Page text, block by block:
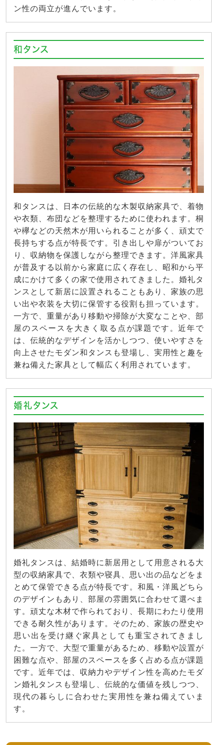
ン性の両立が進んでいます。
和タンス
和タンスは、日本の伝統的な木製収納家具で、着物
や衣類、布団などを整理するために使われます。桐
や欅などの天然木が用いられることが多く、頑丈で
長持ちする点が特長です。引き出しや扉がついてお
り、収納物を保護しながら整理できます。洋風家具
が普及する以前から家庭に広く存在し、昭和から平
成にかけて多くの家で使用されてきました。婚礼タ
ンスとして新居に設置されることもあり、家族の思
い出や衣装を大切に保管する役割も担っています。
一方で、重量があり移動や掃除が大変なことや、部
屋のスペースを大きく取る点が課題です。近年で
は、伝統的なデザインを活かしつつ、使いやすさを
向上させたモダン和タンスも登場し、実用性と趣を
兼ね備えた家具として幅広く利用されています。
婚礼タンス
婚礼タンスは、結婚時に新居用として用意される大
型の収納家具で、衣類や寝具、思い出の品などをま
とめて保管できる点が特長です。和風・洋風どちら
のデザインもあり、部屋の雰囲気に合わせて選べま
す。頑丈な木材で作られており、長期にわたり使用
できる耐久性があります。そのため、家族の歴史や
思い出を受け継ぐ家具としても重宝されてきまし
た。一方で、大型で重量があるため、移動や設置が
困難な点や、部屋のスペースを多く占める点が課題
です。近年では、収納力やデザイン性を高めたモダ
ン婚礼タンスも登場し、伝統的な価値を残しつつ、
現代の暮らしに合わせた実用性を兼ね備えていま
す。